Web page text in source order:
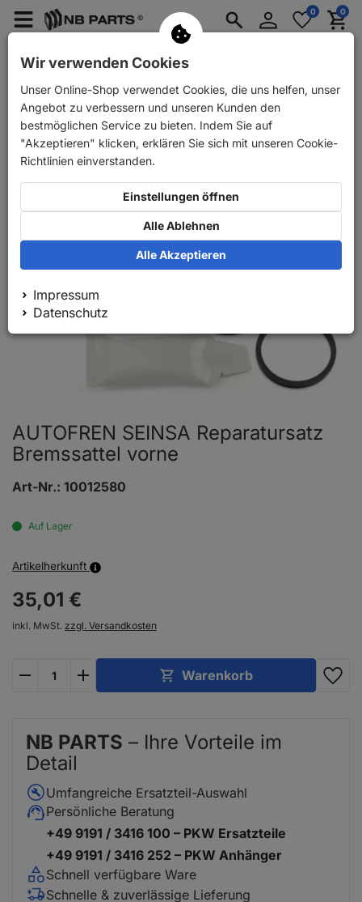
Menü
PKW Anhänger Ersatzteile
AnmeldenMerkzettel
aufklappen
0 0
Zurück PKW Ersatzteile Bremse Reparatursätze
AUTOFREN SEINSA Reparatursatz
Bremssattel vorne
Art-Nr.: 10012580
Auf Lager
Artikelherkunft
35,01 €
inkl. MwSt. zzgl. Versandkosten
Warenkorb
NB PARTS – Ihre Vorteile im
Detail
Umfangreiche Ersatzteil-Auswahl
Persönliche Beratung
+49 9191 / 3416 100 – PKW Ersatzteile
+49 9191 / 3416 252 – PKW Anhänger
Schnell verfügbare Ware
Schnelle & zuverlässige Lieferung
Wir verwenden Cookies
Unser Online-Shop verwendet Cookies, die uns helfen, unser
Angebot zu verbessern und unseren Kunden den
bestmöglichen Service zu bieten. Indem Sie auf
"Akzeptieren" klicken, erklären Sie sich mit unseren Cookie-
Richtlinien einverstanden.
Einstellungen öffnen
Alle Ablehnen
Alle Akzeptieren
Impressum
Datenschutz